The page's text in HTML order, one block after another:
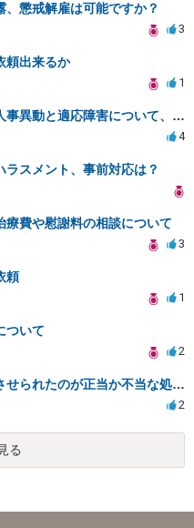
懲戒解雇は可能ですか？
3
頼出来るか
1
業務改善を提案した直後の人事異動と適応障害について、法的に問題があるか相談したいです。
4
スメント、事前対応は？
費や慰謝料の相談について
3
頼
1
ついて
2
会社からの諭旨退職に同意させられたのが正当か不当な処分かどうか教えてほしい
2
る